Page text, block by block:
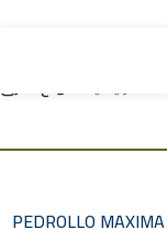
الرئيسية
أنواع أخرى